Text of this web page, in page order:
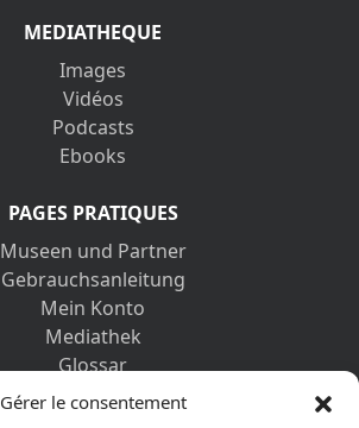
Gérer le consentement
MEDIATHEQUE
Images
Vidéos
Podcasts
Ebooks
PAGES PRATIQUES
Museen und Partner
Gebrauchsanleitung
Mein Konto
Mediathek
Glossar
Kontaktformular